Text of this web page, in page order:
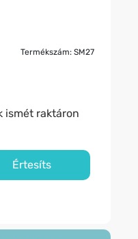
Termékszám: SM27
ismét raktáron
Értesíts